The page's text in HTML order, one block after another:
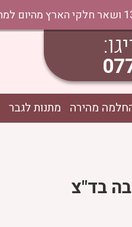
מהירה מתנות לגבר
בד"צ